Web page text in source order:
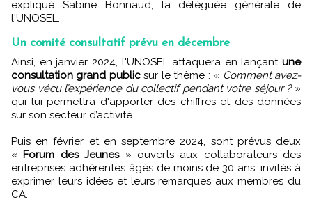
expliqué Sabine Bonnaud, la déléguée générale de
l'UNOSEL.
Un comité consultatif prévu en décembre
Ainsi, en janvier 2024, l'UNOSEL attaquera en lançant une
consultation grand publicsur le thème : « Comment avez-
vous vécu l’expérience du collectif pendant votre séjour ?»
qui lui permettra d'apporter des chiffres et des données
sur son secteur d’activité.
Puis en février et en septembre 2024, sont prévus deux
« Forum des Jeunes» ouverts aux collaborateurs des
entreprises adhérentes âgés de moins de 30 ans, invités à
exprimer leurs idées et leurs remarques aux membres du
CA.